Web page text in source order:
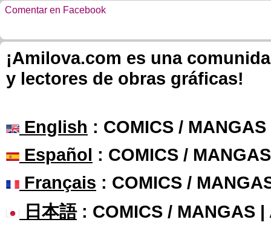
Comentar en Facebook
¡Amilova.com es una
y lectores de obras gráficas!
English : COMICS /
Español : COMICS /
Français : COMICS /
日本語: COMICS / MANGAS |